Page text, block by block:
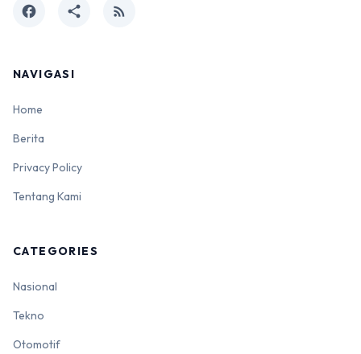
facebook share rss_feed
NAVIGASI
Home
Berita
Privacy Policy
Tentang Kami
CATEGORIES
Nasional
Tekno
Otomotif